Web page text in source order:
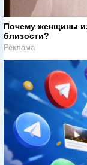
Почему женщины
близости?
Реклама